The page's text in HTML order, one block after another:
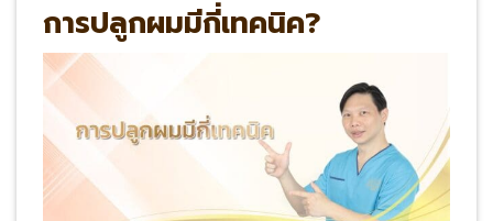
การปลูกผมมีกี่เทคนิค?